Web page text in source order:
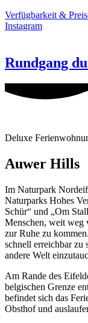
Verfügbarkeit &
Instagram
Rundgang
Deluxe
Auwer Hills
Im Naturpark
Naturparks Hohes
Schür“ und „Om
Menschen, weit weg
zur Ruhe zu
schnell erreichbar zu
andere Welt
Am Rande des
belgischen Grenze
befindet sich das
Obsthof und